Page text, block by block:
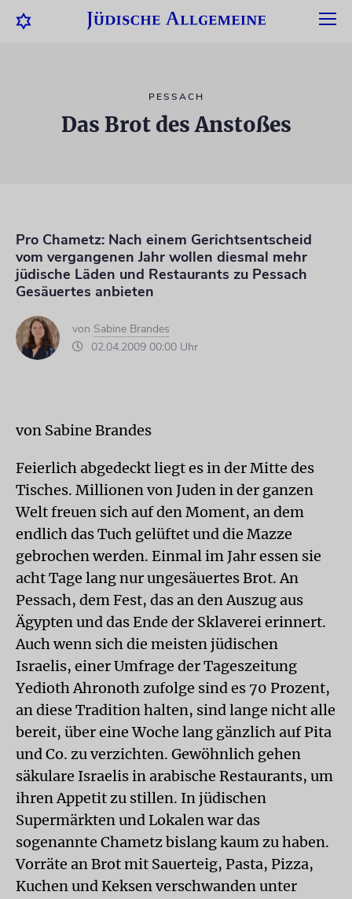
PESSACH
Das Brot des Anstoßes
Pro Chametz: Nach einem Gerichtsentscheid
vom vergangenen Jahr wollen diesmal mehr
jüdische Läden und Restaurants zu Pessach
Gesäuertes anbieten
von Sabine Brandes
02.04.2009 00:00 Uhr
von Sabine Brandes
Feierlich abgedeckt liegt es in der Mitte des
Tisches. Millionen von Juden in der ganzen
Welt freuen sich auf den Moment, an dem
endlich das Tuch gelüftet und die Mazze
gebrochen werden. Einmal im Jahr essen sie
acht Tage lang nur ungesäuertes Brot. An
Pessach, dem Fest, das an den Auszug aus
Ägypten und das Ende der Sklaverei erinnert.
Auch wenn sich die meisten jüdischen
Israelis, einer Umfrage der Tageszeitung
Yedioth Ahronoth zufolge sind es 70 Prozent,
an diese Tradition halten, sind lange nicht alle
bereit, über eine Woche lang gänzlich auf Pita
und Co. zu verzichten. Gewöhnlich gehen
säkulare Israelis in arabische Restaurants, um
ihren Appetit zu stillen. In jüdischen
Supermärkten und Lokalen war das
sogenannte Chametz bislang kaum zu haben.
Vorräte an Brot mit Sauerteig, Pasta, Pizza,
Kuchen und Keksen verschwanden unter